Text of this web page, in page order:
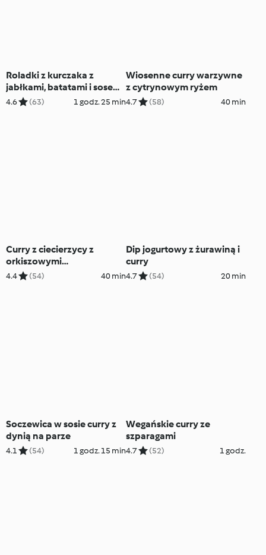
Roladki z kurczaka z
jabłkami, batatami i sosem
curry
4.6 (63) 1 godz. 25 min
Wiosenne curry warzywne
z cytrynowym ryżem
4.7 (58) 40 min
Curry z ciecierzycy z
orkiszowymi
podpłomykami
4.4 (54) 40 min
Dip jogurtowy z żurawiną i
curry
4.7 (54) 20 min
Soczewica w sosie curry z
dynią na parze
4.1 (54) 1 godz. 15 min
Wegańskie curry ze
szparagami
4.7 (52) 1 godz.